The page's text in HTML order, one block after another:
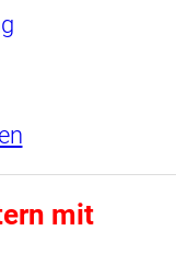
mit